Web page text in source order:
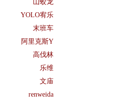
山蛟龙
YOLO宥乐
末班车
阿里克斯Y
高伐林
乐维
文庙
renweida